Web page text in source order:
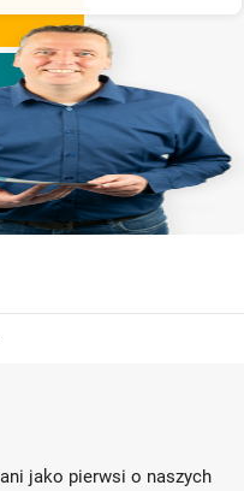
doradcy
jako pierwsi o naszych